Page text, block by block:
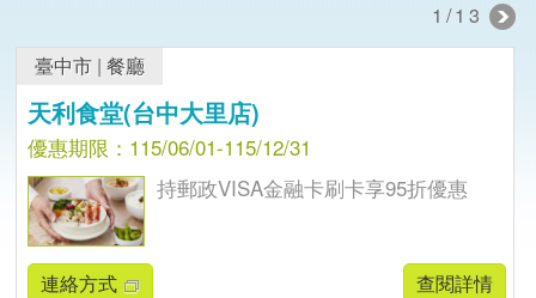
1/13
臺中市 |餐廳
天利食堂(台中大里店)
優惠期限：115/06/01-115/12/31
持郵政VISA金融卡刷卡享95折優惠
連絡方式 查閱詳情